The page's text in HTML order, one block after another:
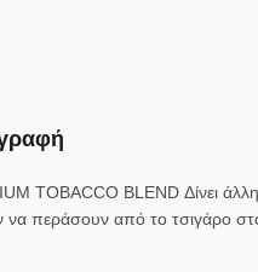
TOBACCO BLEND Δίνει
να περάσουν από το τσιγάρο